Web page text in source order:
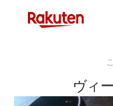
ヴィ